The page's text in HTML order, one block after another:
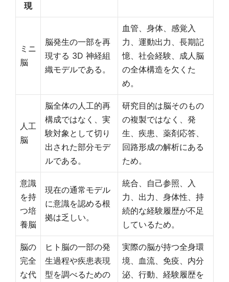
現
ミニ
脳
脳発生の一部を再
現する 3D 神経組
織モデルである。
血管、身体、感覚入
力、運動出力、長期記
憶、社会経験、成人脳
の全体構造を欠くた
め。
人工
脳
脳全体の人工的再
構成ではなく、実
験対象として切り
出された部分モデ
ルである。
研究目的は脳そのもの
の複製ではなく、発
生、疾患、薬剤応答、
回路形成の解析にある
ため。
意識
を持
つ培
養脳
現在の通常モデル
に意識を認める根
拠は乏しい。
統合、自己参照、入
力、出力、身体性、持
続的な経験履歴が不足
しているため。
脳の
完全
な代
ヒト脳の一部の発
生過程や疾患表現
型を調べるための
実際の脳が持つ全身環
境、血流、免疫、内分
泌、行動、経験履歴を